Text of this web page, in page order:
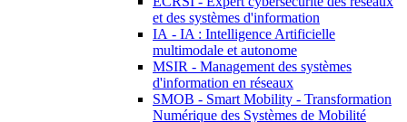
et des systèmes d'information
IA - IA : Intelligence Artificielle
multimodale et autonome
MSIR - Management des systèmes
d'information en réseaux
SMOB - Smart Mobility - Transformation
Numérique des Systèmes de Mobilité